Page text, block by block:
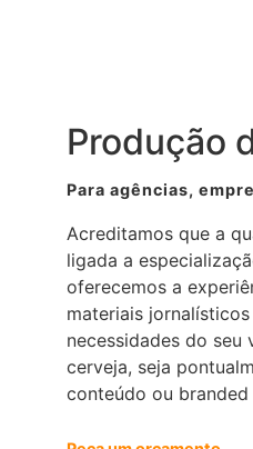
Produção
Para agências,
Acreditamos que a
ligada a
oferecemos a
materiais
necessidades do seu
cerveja, seja
conteúdo ou